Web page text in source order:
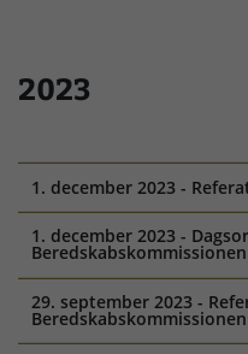
2023
1. december 2023 -
1. december 2023 -
Beredskabskommissionen
29. september 2023 -
Beredskabskommissionen